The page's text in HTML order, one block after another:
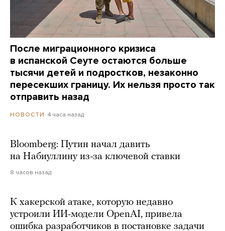
После миграционного кризиса
в испанской Сеуте остаются больше
тысячи детей и подростков, незаконно
пересекших границу. Их нельзя просто так
отправить назад
НОВОСТИ 4 часа назад
Bloomberg: Путин начал давить
на Набиуллину из-за ключевой ставки
8 часов назад
К хакерской атаке, которую недавно
устроили ИИ-модели OpenAI, привела
ошибка разработчиков в постановке задачи